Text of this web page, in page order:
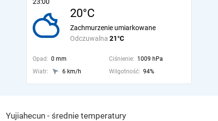
20°C
Odczuwalna 21°C
Zachmurzenie umiarkowane
Opad: 0 mm Ciśnienie: 1009 hPa
Wiatr:
6 km/h Wilgotność: 94%
Yujiahecun - średnie temperatury